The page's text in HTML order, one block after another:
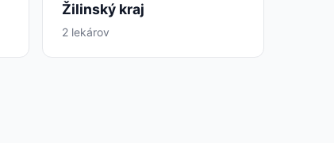
Žilinský kraj
2 lekárov